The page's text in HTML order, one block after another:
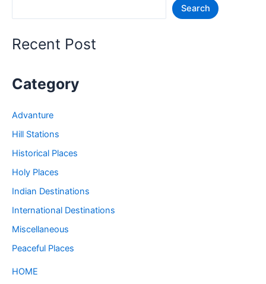
Search
Recent Post
Category
Advanture
Hill Stations
Historical Places
Holy Places
Indian Destinations
International Destinations
Miscellaneous
Peaceful Places
HOME